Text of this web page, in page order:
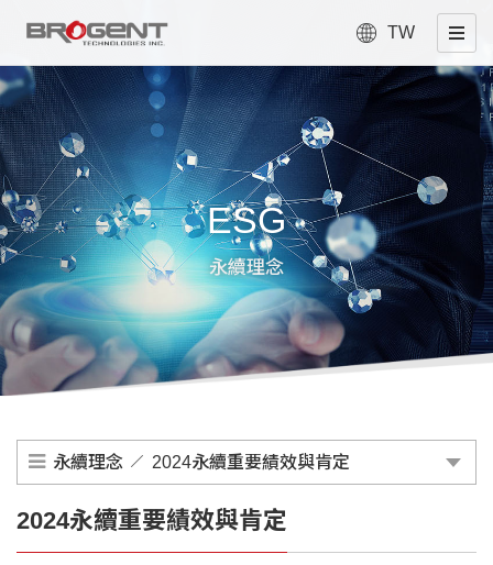
TW
ESG
永續理念
永續理念 2024永續重要績效與肯定
2024永續重要績效與肯定